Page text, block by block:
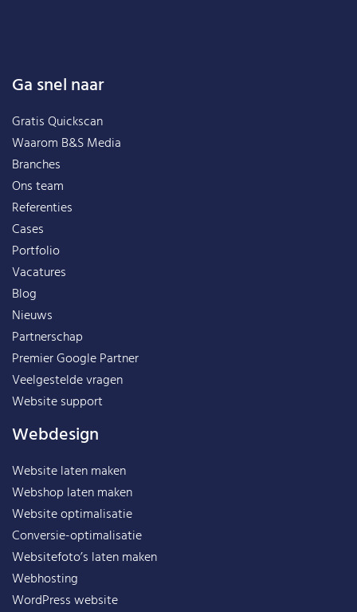
Ga snel naar
Gratis Quickscan
Waarom B&S Media
Branches
Ons team
Referenties
Cases
Portfolio
Vacatures
Blog
Nieuws
Partnerschap
Premier Google Partner
Veelgestelde vragen
Website support
Webdesign
Website laten maken
Webshop laten maken
Website optimalisatie
Conversie-optimalisatie
Websitefoto’s laten maken
Webhosting
WordPress website